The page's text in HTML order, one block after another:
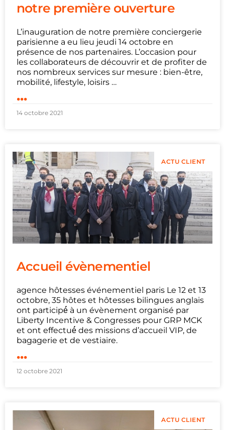
notre première ouverture
L’inauguration de notre première conciergerie
parisienne a eu lieu jeudi 14 octobre en
présence de nos partenaires. L’occasion pour
les collaborateurs de découvrir et de profiter de
nos nombreux services sur mesure : bien-être,
mobilité, lifestyle, loisirs …
...
14 octobre 2021
ACTU CLIENT
Accueil évènementiel
agence hôtesses événementiel paris Le 12 et 13
octobre, 35 hôtes et hôtesses bilingues anglais
ont participé́ à un évènement organisé par
Liberty Incentive & Congresses pour GRP MCK
et ont effectué́ des missions d’accueil VIP, de
bagagerie et de vestiaire.
...
12 octobre 2021
ACTU CLIENT